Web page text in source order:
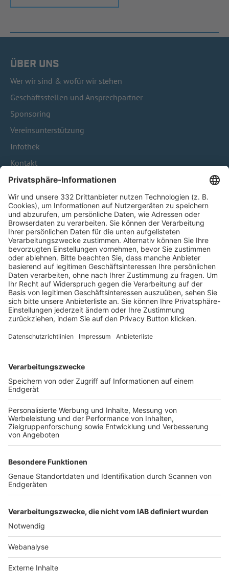
ÜBER UNS
Wer wir sind & wofür wir stehen
Geschäftsstellen und Ansprechpartner
Sponsoring
Vereinsunterstützung
Infothek
Kontakt
HÄUFIG BESUCHTE SEITEN
Pässe und Vereinswechsel
Trainerausbildung
Schulungsangebot Vereinsmitarbeiter
BFV-Geschäftsstellen
Trainerbörse
Login SpielPlus
FOLGE DEM BFV
TOP-VEREINE
TOP-PARTNER
Nutzungsbedingungen Datenschutz Impressum